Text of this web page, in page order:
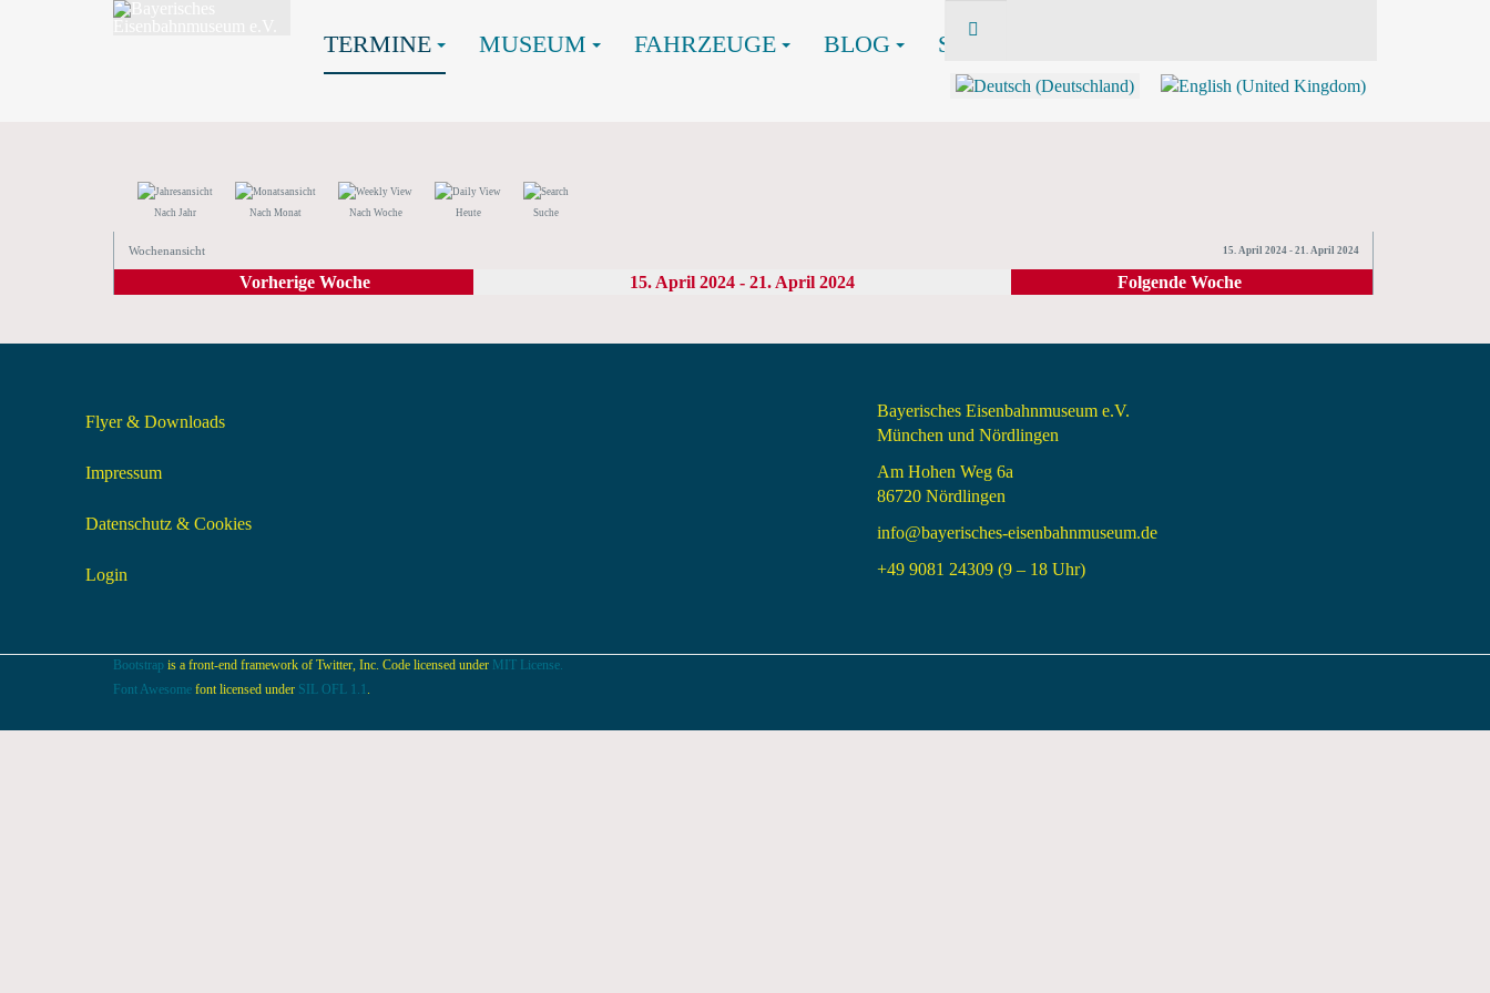
TERMINE MUSEUM FAHRZEUGE BLOG SHOP
Nach Jahr Nach Monat Nach Woche Heute Suche
Wochenansicht 15. April 2024 - 21. April 2024
Vorherige Woche 15. April 2024 - 21. April 2024 Folgende Woche
Flyer & Downloads
Impressum
Datenschutz & Cookies
Login
Bayerisches Eisenbahnmuseum e.V.
München und Nördlingen
Am Hohen Weg 6a
86720 Nördlingen
info@bayerisches-eisenbahnmuseum.de
+49 9081 24309 (9 – 18 Uhr)
Bootstrap is a front-end framework of Twitter, Inc. Code licensed under MIT License.
Font Awesome font licensed under SIL OFL 1.1 .